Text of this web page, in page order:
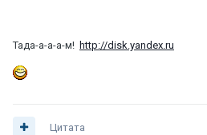
Тада-а-а-а-м! http://disk.yandex.ru
Цитата